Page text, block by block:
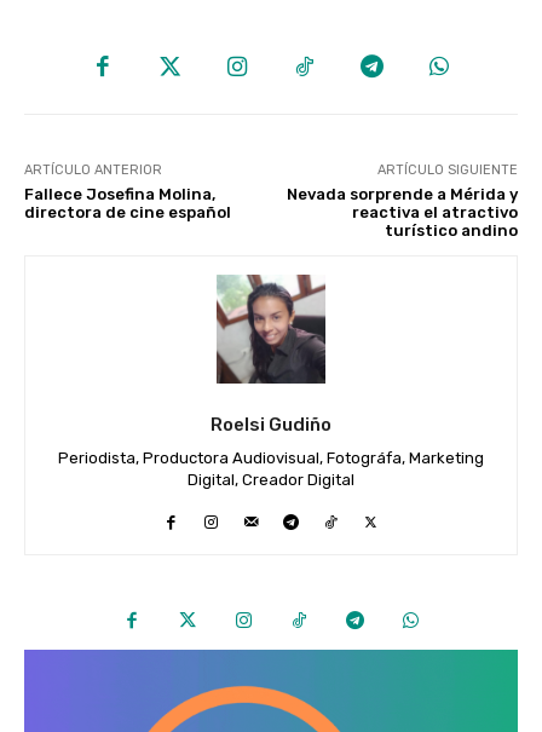
ARTÍCULO ANTERIOR
Fallece Josefina Molina,
directora de cine español
ARTÍCULO SIGUIENTE
Nevada sorprende a Mérida y
reactiva el atractivo
turístico andino
Roelsi Gudiño
Periodista, Productora Audiovisual, Fotográfa, Marketing
Digital, Creador Digital